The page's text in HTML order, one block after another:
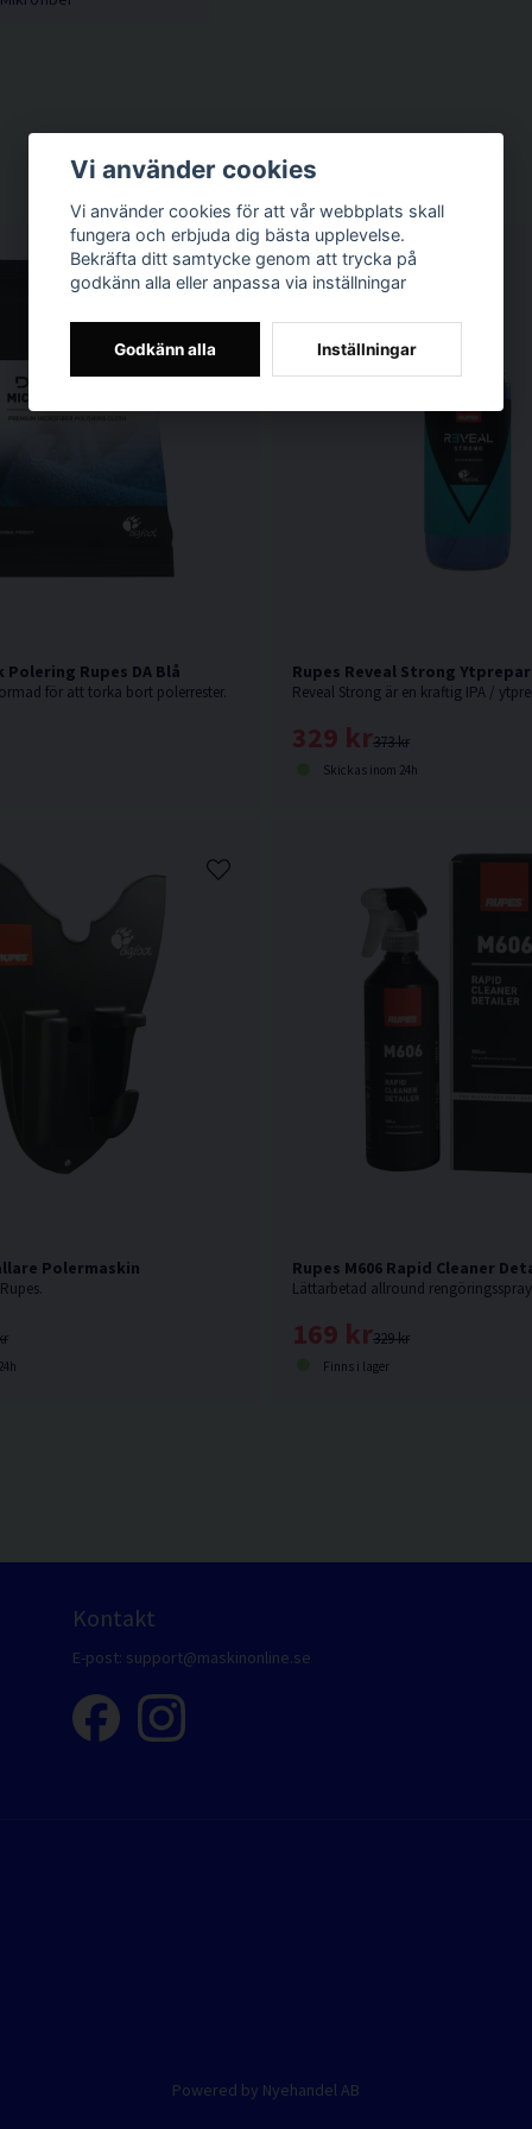
Rupes DA Blå
för att torka bort polerrester.
Rupes Reveal Strong
373 kr
329 kr
Skickas inom 24h
Polermaskin Rupes M606 Rapid Cleaner
Lättarbetad allround
329 kr
169 kr
Finns i lager
Kontakt
E-post: support@maskinonline.se
Powered by Nyehandel AB
Vi använder cookies
Vi använder cookies för att vår webbplats skall
fungera och erbjuda dig bästa upplevelse.
Bekräfta ditt samtycke genom att trycka på
godkänn alla eller anpassa via inställningar
Godkänn alla Inställningar